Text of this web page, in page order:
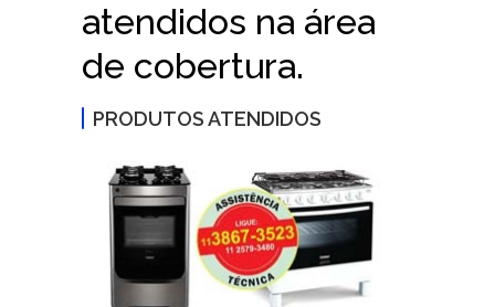
atendidos na área
de cobertura.
PRODUTOS ATENDIDOS